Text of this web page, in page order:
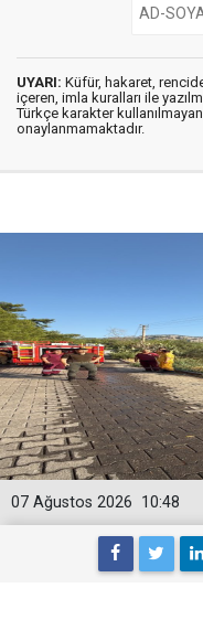
UYARI: Küfür, hakaret,
içeren, imla kuralları ile
Türkçe karakter
onaylanmamaktadır.
10:48
07 Ağustos 2026